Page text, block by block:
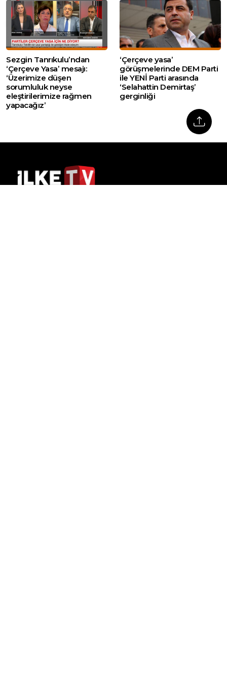
Sezgin Tanrıkulu’ndan
‘Çerçeve Yasa’ mesajı:
‘Üzerimize düşen
sorumluluk neyse
eleştirilerimize rağmen
yapacağız’
‘Çerçeve yasa’
görüşmelerinde DEM Parti
ile YENİ Parti arasında
‘Selahattin Demirtaş’
gerginliği